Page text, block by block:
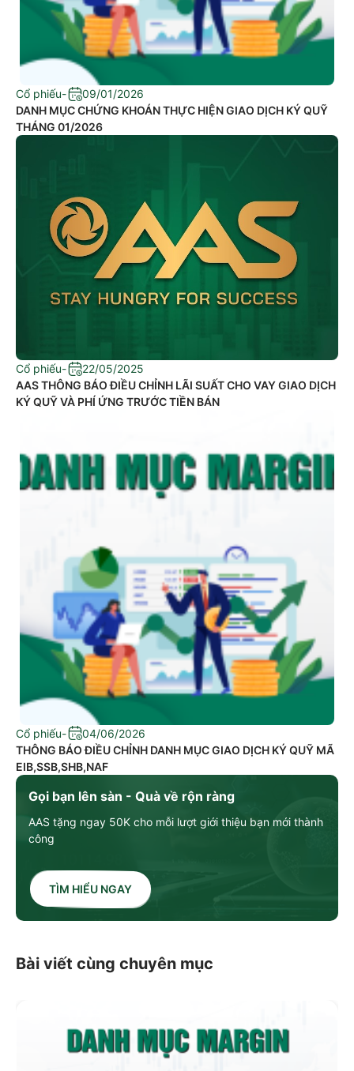
Gọi bạn lên sàn - Quà về rộn ràng
AAS tặng ngay 50K cho mỗi lượt giới thiệu bạn mới thành
công
TÌM HIỂU NGAY
Cổ phiếu-
09/01/2026
DANH MỤC CHỨNG KHOÁN THỰC HIỆN GIAO DỊCH KÝ QUỸ
THÁNG 01/2026
Cổ phiếu-
22/05/2025
​AAS THÔNG BÁO ĐIỀU CHỈNH LÃI SUẤT CHO VAY GIAO DỊCH
KÝ QUỸ VÀ PHÍ ỨNG TRƯỚC TIỀN BÁN
Cổ phiếu-
04/06/2026
THÔNG BÁO ĐIỀU CHỈNH DANH MỤC GIAO DỊCH KÝ QUỸ MÃ
EIB,SSB,SHB,NAF
Bài viết cùng chuyên mục